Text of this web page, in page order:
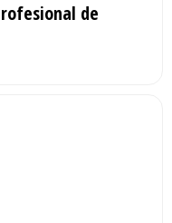
de